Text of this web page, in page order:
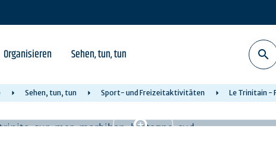
Organisieren Sehen, tun, tun
Sehen, tun, tun Sport- und Freizeitaktivitäten Le Trinitain -